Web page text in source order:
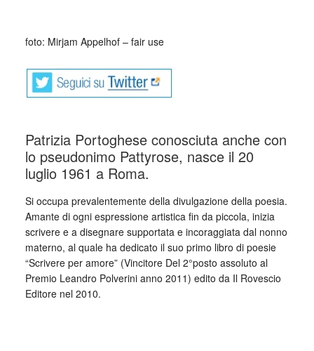
foto: Mirjam Appelhof – fair use
Patrizia Portoghese conosciuta anche con
lo pseudonimo Pattyrose, nasce il 20
luglio 1961 a Roma.
Si occupa prevalentemente della divulgazione della poesia.
Amante di ogni espressione artistica fin da piccola, inizia
scrivere e a disegnare supportata e incoraggiata dal nonno
materno, al quale ha dedicato il suo primo libro di poesie
“Scrivere per amore” (Vincitore Del 2°posto assoluto al
Premio Leandro Polverini anno 2011) edito da Il Rovescio
Editore nel 2010.